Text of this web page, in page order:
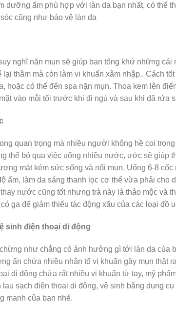
dưỡng ẩm phù hợp với làn da bạn nhất, có thể
cũng như bảo vệ làn da
nghĩ nặn mụn sẽ giúp bạn tống khứ những cái
thâm mà còn làm vi khuẩn xâm nhập.. Cách
hoặc có thể đến spa nặn mụn. Thoa kem lên
vào mỗi tối trước khi đi ngủ và sau khi đã rửa
quan trọng mà nhiều người không hề coi
thể bỏ qua việc uống nhiều nước, ước sẽ giúp
mặt kém sức sống và nổi mụn. Uống 6-8
ẩm, làm da sáng thanh lọc cơ thể vừa phải cho
nước cũng tốt nhưng trà này là thảo mộc và
ga để giảm thiếu tác động xấu của các loại đồ
sinh điện thoại di động
như chẳng có ảnh hưởng gì tới làn da của
ẩn chứa nhiều nhân tố vi khuẩn gây mụn thật
di động chứa rất nhiều vi khuẩn từ tay, mỹ
sạch điện thoại di động, vệ sinh bằng dụng
manh của bạn nhé.